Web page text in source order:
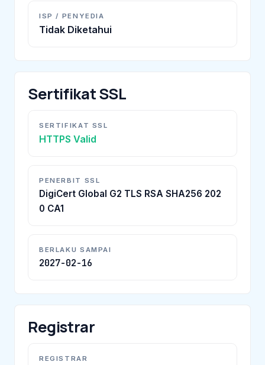
ISP / PENYEDIA
Tidak Diketahui
Sertifikat SSL
SERTIFIKAT SSL
HTTPS Valid
PENERBIT SSL
DigiCert Global G2 TLS RSA SHA256 202
0 CA1
BERLAKU SAMPAI
2027-02-16
Registrar
REGISTRAR